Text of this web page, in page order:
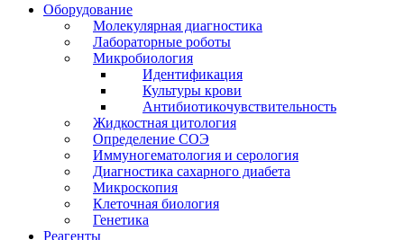
Оборудование
Молекулярная диагностика
Лабораторные роботы
Микробиология
Идентификация
Культуры крови
Антибиотикочувствительность
Жидкостная цитология
Определение СОЭ
Иммуногематология и серология
Диагностика сахарного диабета
Микроскопия
Клеточная биология
Генетика
Реагенты